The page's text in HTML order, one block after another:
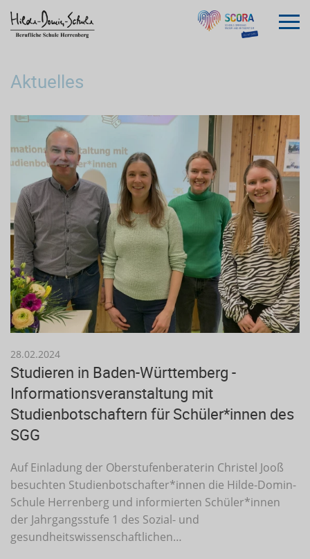
Aktuelles
28.02.2024
Studieren in Baden-Württemberg -
Informationsveranstaltung mit
Studienbotschaftern für Schüler*innen des
SGG
Auf Einladung der Oberstufenberaterin Christel Jooß
besuchten Studienbotschafter*innen die Hilde-Domin-
Schule Herrenberg und informierten Schüler*innen
der Jahrgangsstufe 1 des Sozial- und
gesundheitswissenschaftlichen…